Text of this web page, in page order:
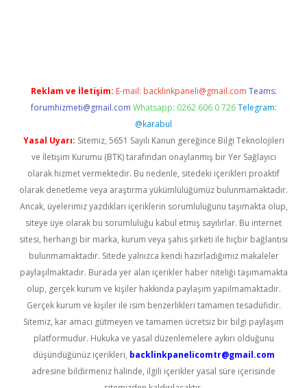
Reklam ve İletişim: E-mail: backlinkpaneli@gmail.com Teams:
forumhizmeti@gmail.com Whatsapp: 0262 606 0 726 Telegram:
@karabul
Yasal Uyarı: Sitemiz, 5651 Sayılı Kanun gereğince Bilgi Teknolojileri
ve İletişim Kurumu (BTK) tarafından onaylanmış bir Yer Sağlayıcı
olarak hizmet vermektedir. Bu nedenle, sitedeki içerikleri proaktif
olarak denetleme veya araştırma yükümlülüğümüz bulunmamaktadır.
Ancak, üyelerimiz yazdıkları içeriklerin sorumluluğunu taşımakta olup,
siteye üye olarak bu sorumluluğu kabul etmiş sayılırlar. Bu internet
sitesi, herhangi bir marka, kurum veya şahıs şirketi ile hiçbir bağlantısı
bulunmamaktadır. Sitede yalnızca kendi hazırladığımız makaleler
paylaşılmaktadır. Burada yer alan içerikler haber niteliği taşımamakta
olup, gerçek kurum ve kişiler hakkında paylaşım yapılmamaktadır.
Gerçek kurum ve kişiler ile isim benzerlikleri tamamen tesadüfidir.
Sitemiz, kar amacı gütmeyen ve tamamen ücretsiz bir bilgi paylaşım
platformudur. Hukuka ve yasal düzenlemelere aykırı olduğunu
düşündüğünüz içerikleri, backlinkpanelicomtr@gmail.com
adresine bildirmeniz halinde, ilgili içerikler yasal süre içerisinde